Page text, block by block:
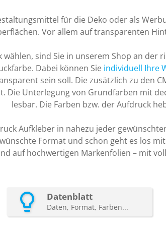
für die Deko oder als
Vor allem auf transparenten
sind Sie in unserem Shop an
Dabei können Sie individuell Ihre
sein soll. Die zusätzlich zu den
Die Unterlegung von Grundfarben mit
lesbar. Die Farben bzw. der Aufdruck
Aufkleber in nahezu jeder
Format und schon geht es los
auf hochwertigen Markenfolien – mit